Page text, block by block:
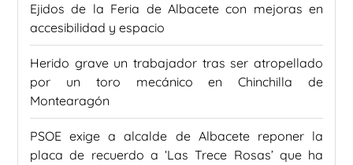
Ejidos de la Feria de Albacete con mejoras en
accesibilidad y espacio
Herido grave un trabajador tras ser atropellado
por un toro mecánico en Chinchilla de
Montearagón
PSOE exige a alcalde de Albacete reponer la
placa de recuerdo a ‘Las Trece Rosas’ que ha